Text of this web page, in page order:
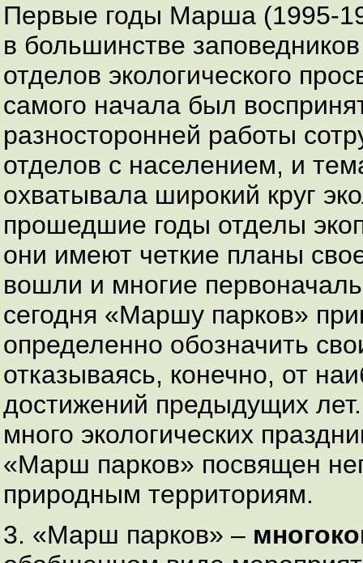
Первые годы Марша (1995-
в большинстве
отделов экологического
самого начала был
разносторонней работы
отделов с населением, и
охватывала широкий круг
прошедшие годы отделы
они имеют четкие планы
вошли и многие
сегодня «Маршу парков»
определенно обозначить
отказываясь, конечно, от
достижений предыдущих
много экологических
«Марш парков» посвящен
природным территориям.
3. «Марш парков» –